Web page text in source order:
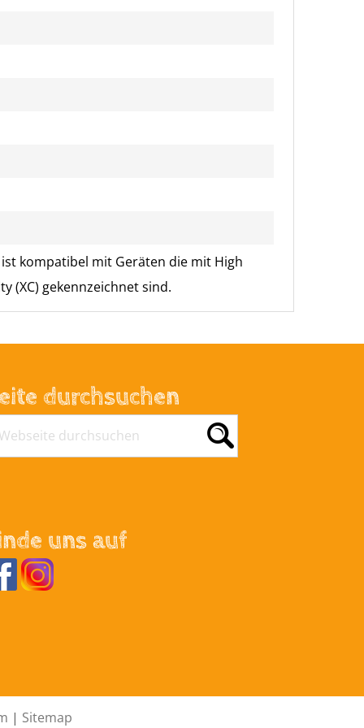
ist kompatibel mit Geräten die mit High
(XC) gekennzeichnet sind.
durchsuchen
uns auf
| Sitemap